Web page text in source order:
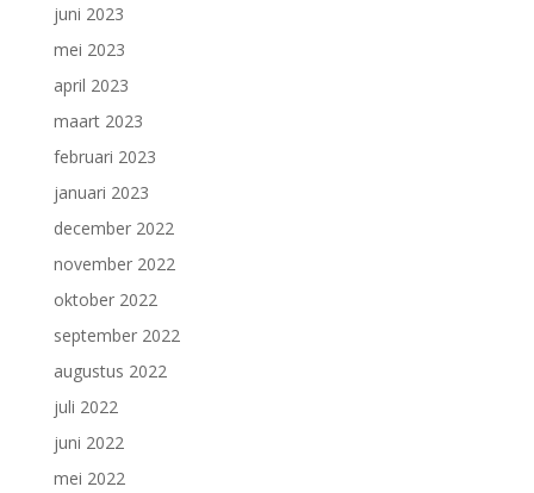
juni 2023
mei 2023
april 2023
maart 2023
februari 2023
januari 2023
december 2022
november 2022
oktober 2022
september 2022
augustus 2022
juli 2022
juni 2022
mei 2022